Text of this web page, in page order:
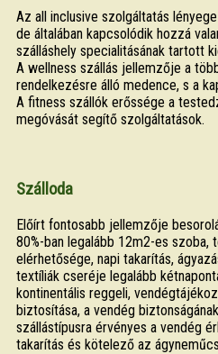
Az all inclusive szolgáltatás
de általában kapcsolódik hozzá
szálláshely specialitásának tartott
A wellness szállás jellemzője a
rendelkezésre álló medence, s a
A fitness szállók erőssége a
megóvását segítő szolgáltatások.
Szálloda
Előírt fontosabb jellemzője
80%-ban legalább 12m2-es
elérhetősége, napi takarítás,
textíliák cseréje legalább
kontinentális reggeli,
biztosítása, a vendég
szállástípusra érvényes a vendég
takarítás és kötelező az